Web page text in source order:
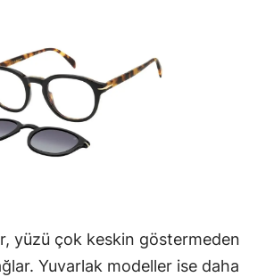
yüzü çok keskin göstermeden
Yuvarlak modeller ise daha